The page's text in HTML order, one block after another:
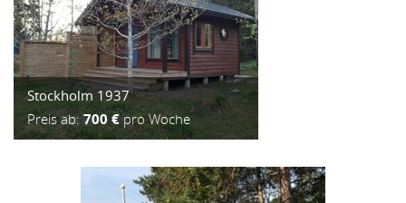
Stockholm 1937
Preis ab:700 €pro Woche